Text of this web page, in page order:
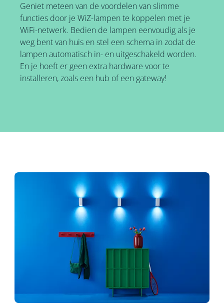
Geniet meteen van de voordelen van slimme
functies door je WiZ-lampen te koppelen met je
WiFi-netwerk. Bedien de lampen eenvoudig als je
weg bent van huis en stel een schema in zodat de
lampen automatisch in- en uitgeschakeld worden.
En je hoeft er geen extra hardware voor te
installeren, zoals een hub of een gateway!